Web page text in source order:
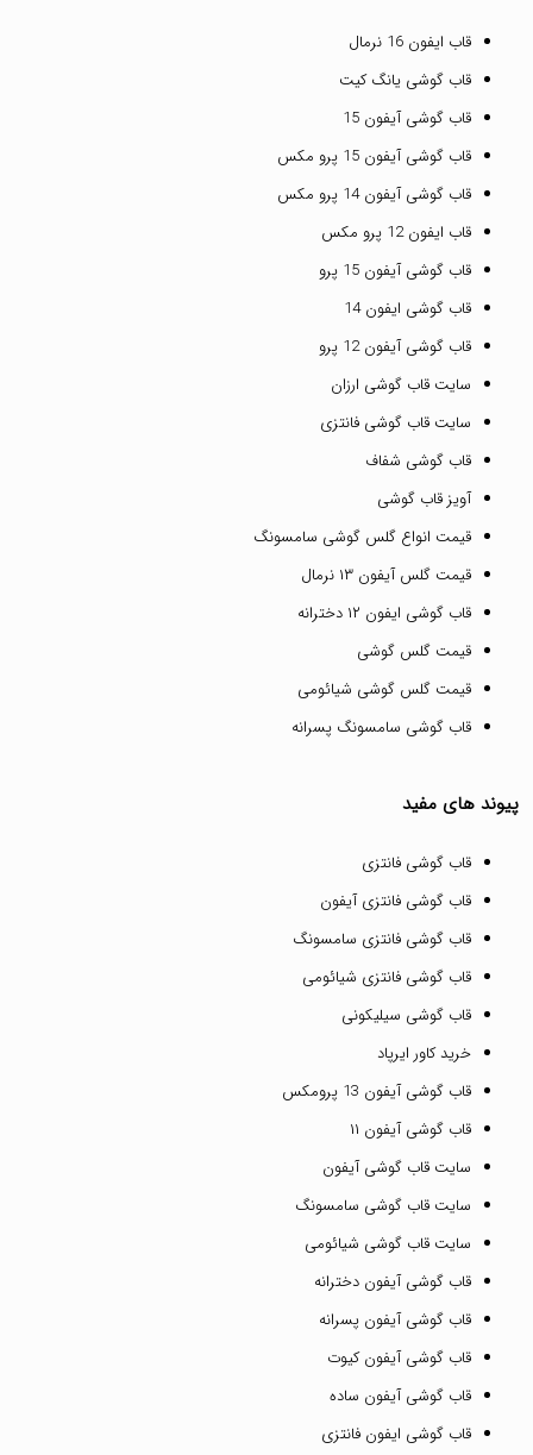
قاب ایفون 16 نرمال
قاب گوشی یانگ کیت
قاب گوشی آیفون 15
قاب گوشی آیفون 15 پرو مکس
قاب گوشی آیفون 14 پرو مکس
قاب ایفون 12 پرو مکس
قاب گوشی آیفون 15 پرو
قاب گوشی ایفون 14
قاب گوشی آیفون 12 پرو
سایت قاب گوشی ارزان
سایت قاب گوشی فانتزی
قاب گوشی شفاف
آویز قاب گوشی
قیمت انواع گلس گوشی سامسونگ
قیمت گلس آیفون ۱۳ نرمال
قاب گوشی ایفون ۱۲ دخترانه
قیمت گلس گوشی
قیمت گلس گوشی شیائومی
قاب گوشی سامسونگ پسرانه
پیوند های مفید
قاب گوشی فانتزی
قاب گوشی فانتزی آیفون
قاب گوشی فانتزی سامسونگ
قاب گوشی فانتزی شیائومی
قاب گوشی سیلیکونی
خرید کاور ایرپاد
قاب گوشی آیفون 13 پرومکس
قاب گوشی آیفون ۱۱
سایت قاب گوشی آیفون
سایت قاب گوشی سامسونگ
سایت قاب گوشی شیائومی
قاب گوشی آیفون دخترانه
قاب گوشی آیفون پسرانه
قاب گوشی آیفون کیوت
قاب گوشی آیفون ساده
قاب گوشی ایفون فانتزی